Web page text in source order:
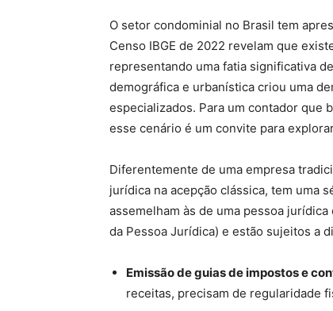
O setor condominial no Brasil tem
Censo IBGE de 2022 revelam que
representando uma fatia significativa
demográfica e urbanística criou uma
especializados. Para um contador que
esse cenário é um convite para
Diferentemente de uma empresa
jurídica na acepção clássica, tem uma
assemelham às de uma pessoa
da Pessoa Jurídica) e estão sujeitos a
Emissão de guias de impostos e
receitas, precisam de regularidade